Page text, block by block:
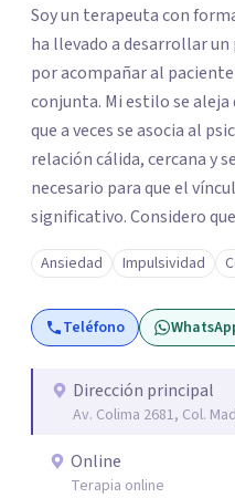
Soy un terapeuta con
ha llevado a desarrollar
por acompañar al
conjunta. Mi estilo se
que a veces se asocia al
relación cálida, cercana y
necesario para que el
significativo. Considero
puede sentirse
mirar con honestidad
repite, qué duele, y qué
consultorio hay lugar para
escuchada. Si pudiste
mándame un mensaje y
Ansiedad Impulsividad
Teléfono
Dirección principal
Av. Colima 2681, Col.
Online
Terapia online